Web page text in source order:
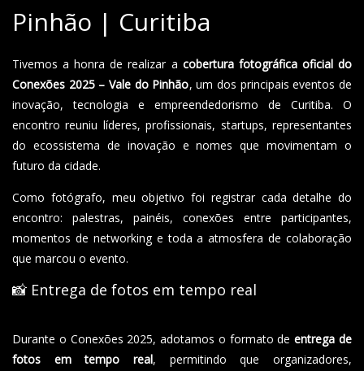
Pinhão | Curitiba
Tivemos a honra de realizar a cobertura fotográfica oficial do
Conexões 2025 – Vale do Pinhão, um dos principais eventos de
inovação, tecnologia e empreendedorismo de Curitiba. O
encontro reuniu líderes, profissionais, startups, representantes
do ecossistema de inovação e nomes que movimentam o
futuro da cidade.
Como fotógrafo, meu objetivo foi registrar cada detalhe do
encontro: palestras, painéis, conexões entre participantes,
momentos de networking e toda a atmosfera de colaboração
que marcou o evento.
📸 Entrega de fotos em tempo real
Durante o Conexões 2025, adotamos o formato deentrega de
fotos em tempo real, permitindo que organizadores,